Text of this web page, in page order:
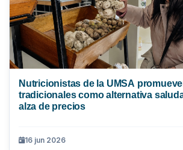
Nutricionistas de la UMSA
tradicionales como alternativa
alza de precios
16 jun 2026